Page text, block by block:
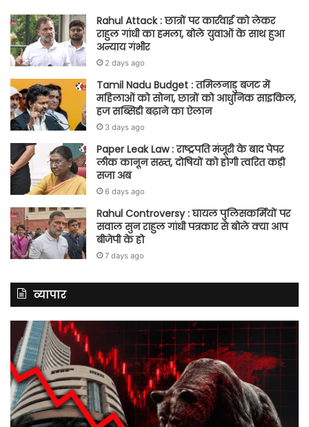
Rahul Attack : छात्रों पर कार्रवाई को लेकर
राहुल गांधी का हमला, बोले युवाओं के साथ हुआ
अन्याय गंभीर
2 days ago
Tamil Nadu Budget : तमिलनाडु बजट में
महिलाओं को सोना, छात्रों को आधुनिक साइकिल,
हज सब्सिडी बढ़ाने का ऐलान
3 days ago
Paper Leak Law : राष्ट्रपति मंजूरी के बाद पेपर
लीक कानून सख्त, दोषियों को होगी त्वरित कड़ी
सजा अब
6 days ago
Rahul Controversy : घायल पुलिसकर्मियों पर
सवाल सुन राहुल गांधी पत्रकार से बोले क्या आप
बीजेपी के हो
7 days ago
व्यापार